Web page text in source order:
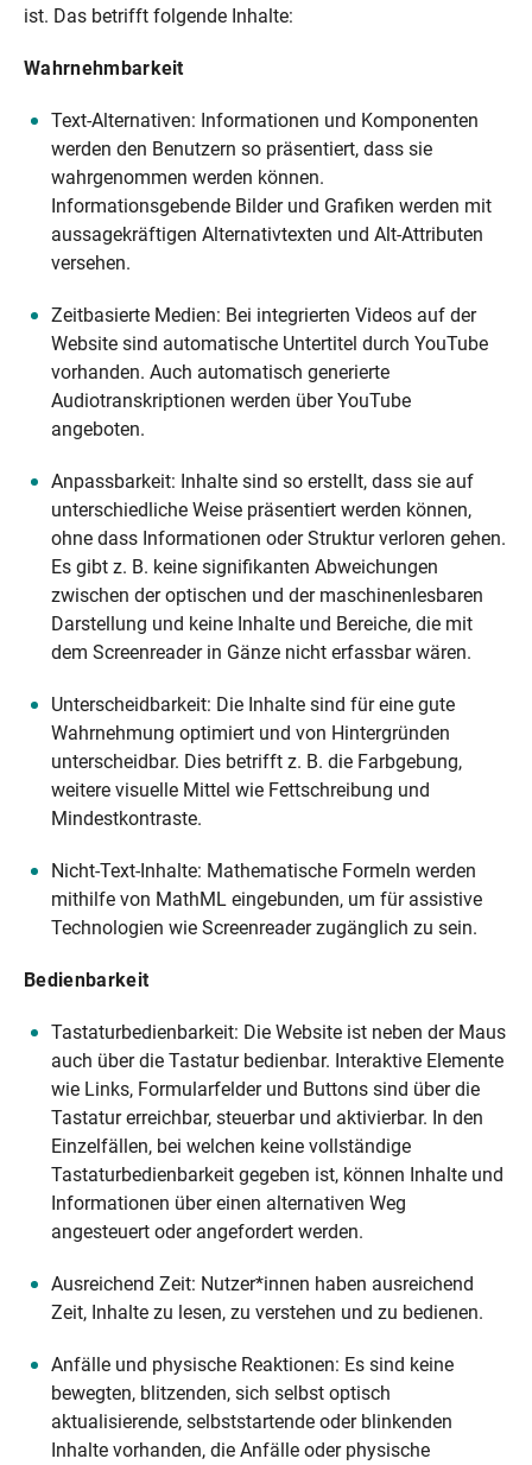
ist. Das betrifft folgende Inhalte:
Wahrnehmbarkeit
Text-Alternativen: Informationen und Komponenten
werden den Benutzern so präsentiert, dass sie
wahrgenommen werden können.
Informationsgebende Bilder und Grafiken werden mit
aussagekräftigen Alternativtexten und Alt-Attributen
versehen.
Zeitbasierte Medien: Bei integrierten Videos auf der
Website sind automatische Untertitel durch YouTube
vorhanden. Auch automatisch generierte
Audiotranskriptionen werden über YouTube
angeboten.
Anpassbarkeit: Inhalte sind so erstellt, dass sie auf
unterschiedliche Weise präsentiert werden können,
ohne dass Informationen oder Struktur verloren gehen.
Es gibt z. B. keine signifikanten Abweichungen
zwischen der optischen und der maschinenlesbaren
Darstellung und keine Inhalte und Bereiche, die mit
dem Screenreader in Gänze nicht erfassbar wären.
Unterscheidbarkeit: Die Inhalte sind für eine gute
Wahrnehmung optimiert und von Hintergründen
unterscheidbar. Dies betrifft z. B. die Farbgebung,
weitere visuelle Mittel wie Fettschreibung und
Mindestkontraste.
Nicht-Text-Inhalte: Mathematische Formeln werden
mithilfe von MathML eingebunden, um für assistive
Technologien wie Screenreader zugänglich zu sein.
Bedienbarkeit
Tastaturbedienbarkeit: Die Website ist neben der Maus
auch über die Tastatur bedienbar. Interaktive Elemente
wie Links, Formularfelder und Buttons sind über die
Tastatur erreichbar, steuerbar und aktivierbar. In den
Einzelfällen, bei welchen keine vollständige
Tastaturbedienbarkeit gegeben ist, können Inhalte und
Informationen über einen alternativen Weg
angesteuert oder angefordert werden.
Ausreichend Zeit: Nutzer*innen haben ausreichend
Zeit, Inhalte zu lesen, zu verstehen und zu bedienen.
Anfälle und physische Reaktionen: Es sind keine
bewegten, blitzenden, sich selbst optisch
aktualisierende, selbststartende oder blinkenden
Inhalte vorhanden, die Anfälle oder physische